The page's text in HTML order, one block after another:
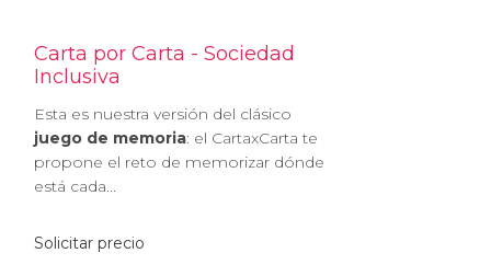
Carta por Carta - Sociedad
Inclusiva
Esta es nuestra versión del clásico
juego de memoria: el CartaxCarta te
propone el reto de memorizar dónde
está cada...
Solicitar precio